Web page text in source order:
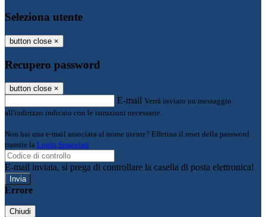
Seleziona utente
button close ×
Recupero password
button close ×
E-mail Verrà inviato un messaggio
all'indirizzo indicato con le istruzioni necessarie.
Non hai una e-mail associata al nome utente? Effettua il reset della password
tramite la Login Spaggiari
E-mail inviata, si prega di controllare la casella di posta elettronica!
Errore
Chiudi